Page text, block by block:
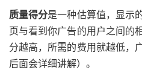
质量得分是一种估算值，显示
页与看到你广告的用户之间的
分越高，所需的费用就越低，
后面会详细讲解）。